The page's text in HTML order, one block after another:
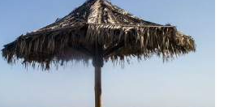
startuje już 9 września,
się spieszyć, bo potrwa